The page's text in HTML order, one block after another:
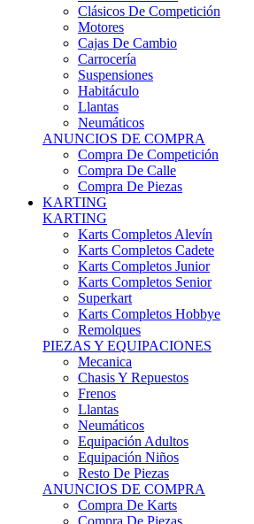
Motores
Cajas De Cambio
Carrocería
Suspensiones
Habitáculo
Llantas
Neumáticos
ANUNCIOS DE COMPRA
Compra De Competición
Compra De Calle
Compra De Piezas
KARTING
KARTING
Karts Completos Alevín
Karts Completos Cadete
Karts Completos Junior
Karts Completos Senior
Superkart
Karts Completos Hobbye
Remolques
PIEZAS Y EQUIPACIONES
Mecanica
Chasis Y Repuestos
Frenos
Llantas
Neumáticos
Equipación Adultos
Equipación Niños
Resto De Piezas
ANUNCIOS DE COMPRA
Compra De Karts
Compra De Piezas
BARQUETAS, FÓRMULAS Y CM